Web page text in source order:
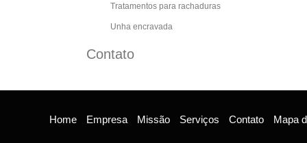
Tratamentos para rachaduras
Unha encravada
Contato
Home Empresa Missão Serviços Contato Mapa